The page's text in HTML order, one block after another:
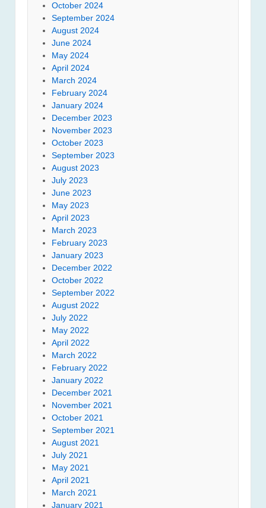
October 2024
September 2024
August 2024
June 2024
May 2024
April 2024
March 2024
February 2024
January 2024
December 2023
November 2023
October 2023
September 2023
August 2023
July 2023
June 2023
May 2023
April 2023
March 2023
February 2023
January 2023
December 2022
October 2022
September 2022
August 2022
July 2022
May 2022
April 2022
March 2022
February 2022
January 2022
December 2021
November 2021
October 2021
September 2021
August 2021
July 2021
May 2021
April 2021
March 2021
January 2021